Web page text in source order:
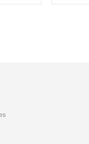
1光盘
行）